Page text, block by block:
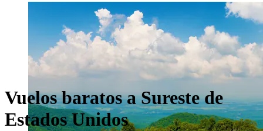
Vuelos baratos a Sureste de
Estados Unidos